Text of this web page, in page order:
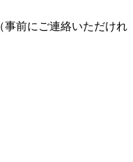
前にご連絡いただけれ